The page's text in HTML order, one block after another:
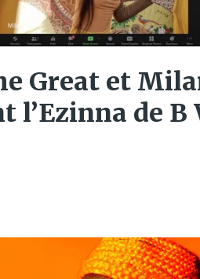
Great et
l’Ezinna de B